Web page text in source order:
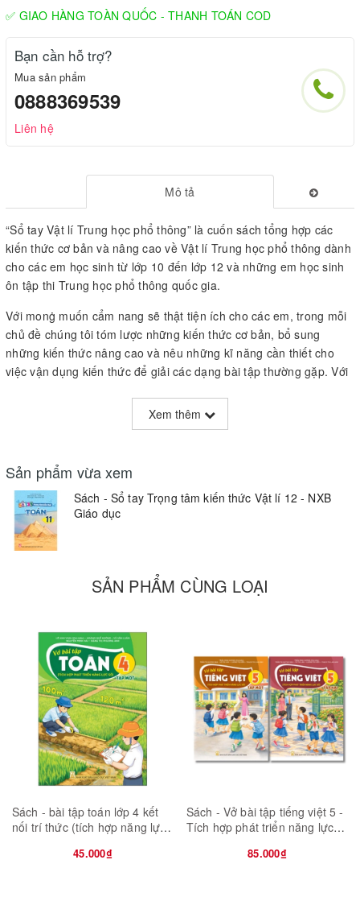
✅ GIAO HÀNG TOÀN QUỐC - THANH TOÁN COD
Bạn cần hỗ trợ?
Mua sản phẩm
0888369539
Liên hệ
Mô tả
“Sổ tay Vật lí Trung học phổ thông” là cuốn sách tổng hợp các
kiến thức cơ bản và nâng cao về Vật lí Trung học phổ thông dành
cho các em học sinh từ lớp 10 đến lớp 12 và những em học sinh
ôn tập thi Trung học phổ thông quốc gia.
Với monġ muốn cẩm nang sẽ thật tiện ích cho các em, trong mỗi
chủ đề chúng tôi tóm lược những kiến thức cơ bản, bổ sung
những kiến thức nâng cao và nêu những kĩ năng cần thiết cho
việc vận dụng kiến thức để giải các dạng bài tập thường gặp. Với
vận dụng được kiến thức vừa có cái nhìn bao quát về chương
trình Vật lí Trung học phổ thông trải dài từ lớp 10 đến lớp 12. Đặc
Vật lí luyện thi THPT quốc gia giới thiệu đến các em một số
phương pháp chọn lọc và kĩ thuật sử dụng các phương pháp đó
để giải nhanh bài tập trắc nghiệm Vật lí 12, phục vụ cho việc học,
ôn tập và thi THPT quốc gia đạt hiệu quả.
Xem thêm
Sản phẩm vừa xem
Sách - Sổ tay Trọng tâm kiến thức Vật lí 12 - NXB
Giáo dục
SẢN PHẨM CÙNG LOẠI
Sách - bài tập toán lớp 4 kết
nối trí thức (tích hợp năng lực
45.000₫
Sách - Vở bài tập tiếng việt 5 -
Tích hợp phát triển năng lực
85.000₫